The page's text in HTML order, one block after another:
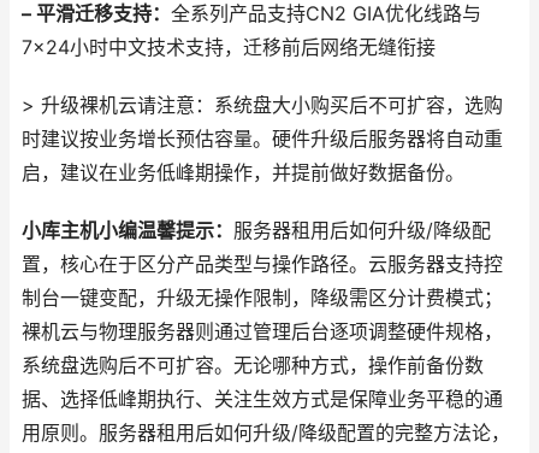
– 平滑迁移支持： 全系列产品支持CN2 GIA优化线路与
7×24小时中文技术支持，迁移前后网络无缝衔接
> 升级裸机云请注意：系统盘大小购买后不可扩容，选购
时建议按业务增长预估容量。硬件升级后服务器将自动重
启，建议在业务低峰期操作，并提前做好数据备份。
小库主机小编温馨提示： 服务器租用后如何升级/降级配
置，核心在于区分产品类型与操作路径。云服务器支持控
制台一键变配，升级无操作限制，降级需区分计费模式；
裸机云与物理服务器则通过管理后台逐项调整硬件规格，
系统盘选购后不可扩容。无论哪种方式，操作前备份数
据、选择低峰期执行、关注生效方式是保障业务平稳的通
用原则。服务器租用后如何升级/降级配置的完整方法论，